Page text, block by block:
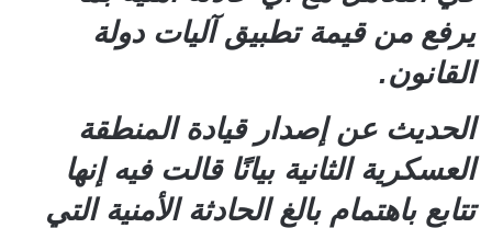
يرفع من قيمة تطبيق آليات دولة
القانون.
الحديث عن إصدار قيادة المنطقة
العسكرية الثانية بيانًا قالت فيه إنها
تتابع باهتمام بالغ الحادثة الأمنية التي